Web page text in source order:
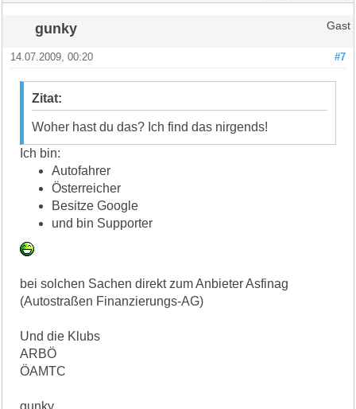
gunky Gast
#7
14.07.2009, 00:20
Zitat:
Woher hast du das? Ich find das nirgends!
Ich bin:
Autofahrer
Österreicher
Besitze Google
und bin Supporter
bei solchen Sachen direkt zum Anbieter Asfinag
(Autostraßen Finanzierungs-AG)
Und die Klubs
ARBÖ
ÖAMTC
gunky